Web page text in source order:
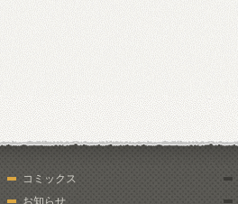
コミックス
お知らせ